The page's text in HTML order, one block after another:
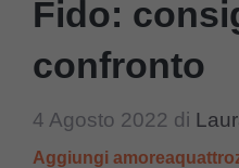
Fido:
confronto
4 Agosto 2022 di
Aggiungi